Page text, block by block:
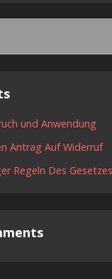
und Anwendung
Antrag Auf Widerruf
Regeln Des